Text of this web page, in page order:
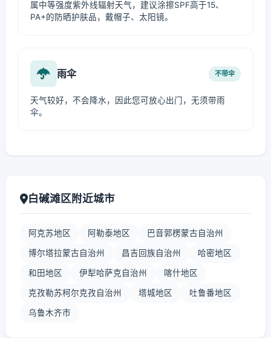
属中等强度紫外线辐射天气，建议涂擦SPF高于15、
PA+的防晒护肤品，戴帽子、太阳镜。
雨伞 不带伞
天气较好，不会降水，因此您可放心出门，无须带雨
伞。
白碱滩区附近城市
阿克苏地区 阿勒泰地区 巴音郭楞蒙古自治州
博尔塔拉蒙古自治州 昌吉回族自治州 哈密地区
和田地区 伊犁哈萨克自治州 喀什地区
克孜勒苏柯尔克孜自治州 塔城地区 吐鲁番地区
乌鲁木齐市